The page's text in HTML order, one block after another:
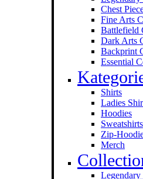
Chest
Fine Arts
Battlefield
Dark Arts
Backprint
Essential
Shirts
Ladies
Hoodies
Sweat­shirts
Zip-
Merch